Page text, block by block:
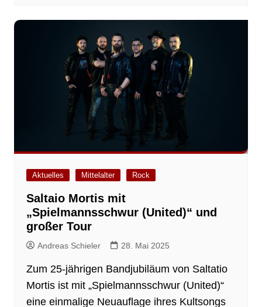
Aktuelles Mittelalter Rock
Saltaio Mortis mit
„Spielmannsschwur (United)“ und
großer Tour
Andreas Schieler 28. Mai 2025
Zum 25-jährigen Bandjubiläum von Saltatio
Mortis ist mit „Spielmannsschwur (United)“
eine einmalige Neuauflage ihres Kultsongs